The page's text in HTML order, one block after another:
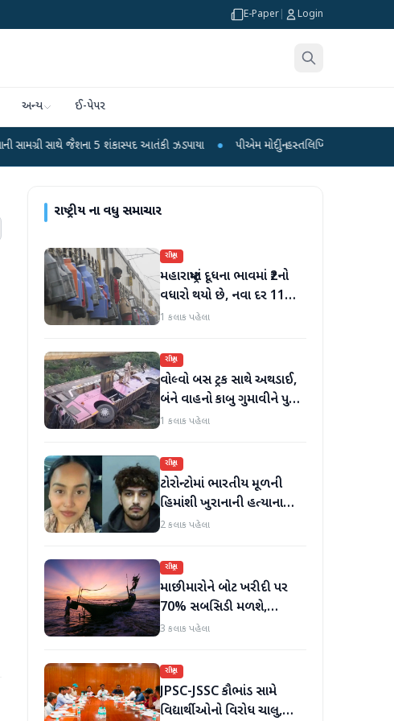
E-Paper Login
અન્ય ઈ-પેપર
જૈશના 5 શંકાસ્પદ આતંકી ઝડપાયા ● પીએમ મોદીનું હસ્તલિખિત પોસ્ટકાર્ડ વિક્રમ-1 રોકેટમાં
રાષ્ટ્રીયના વધુ સમાચાર
રાષ્ટ્રીય
મહારાષ્ટ્રમાં દૂધના ભાવમાં ₹2નો
વધારો થયો છે, નવા દર 11
ઓગસ્ટથી અમલમાં
1 કલાક પહેલા
રાષ્ટ્રીય
વોલ્વો બસ ટ્રક સાથે અથડાઈ,
બંને વાહનો કાબુ ગુમાવીને પુલ
પરથી પડી ગયા, 40 મુસાફરો
1 કલાક પહેલા
રાષ્ટ્રીય
ટોરોન્ટોમાં ભારતીય મૂળની
હિમાંશી ખુરાનાની હત્યાના
આરોપીને સાત મહિનાથી ફરાર
આવી
2 કલાક પહેલા
રાષ્ટ્રીય
માછીમારોને બોટ ખરીદી પર
70% સબસિડી મળશે,
હિમાચલ સરકાર કાસ્ટ નેટ અને
આપશે
3 કલાક પહેલા
રાષ્ટ્રીય
JPSC-JSSC કૌભાંડ સામે
વિદ્યાર્થીઓનો વિરોધ ચાલુ,